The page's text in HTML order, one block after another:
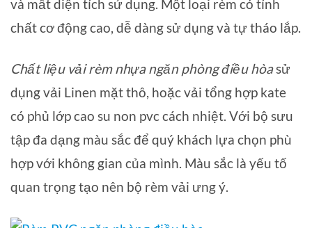
và mất diện tích sử dụng. Một loại rèm có tính
chất cơ động cao, dễ dàng sử dụng và tự tháo lắp.
Chất liệu vải rèm nhựa ngăn phòng điều hòasử
dụng vải Linen mặt thô, hoặc vải tổng hợp kate
có phủ lớp cao su non pvc cách nhiệt. Với bộ sưu
tập đa dạng màu sắc để quý khách lựa chọn phù
hợp với không gian của mình. Màu sắc là yếu tố
quan trọng tạo nên bộ rèm vải ưng ý.